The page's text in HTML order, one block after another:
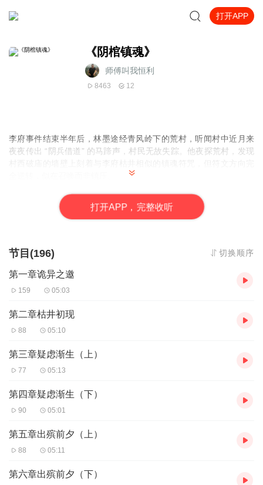
打开APP
《阴棺镇魂》
师傅叫我恒利
8463 12
李府事件结束半年后，林墨途经青风岭下的荒村，听闻村中近月来
夜夜传出 “阴兵借道” 的马蹄声，村民无故失踪。他夜探荒村，发现
棺。棺中无尸，却留有半块刻着 “幽冥” 二字的令牌。此时，一群身
着玄甲的阴兵突然现身，为首者持同款令牌，声称青铜棺是 “幽冥引
界缝隙扩大，导致阴阳秩序紊乱。林墨发现荒村符咒与李府枯井符
咒同属 “镇魂七式”，推测有人在刻意破坏七处镇魂节点，企图撕裂
幽冥与人间的屏障。
打开APP，完整收听
节目(196) 切换顺序
第一章诡异之邀
159 05:03
第二章枯井初现
88 05:10
第三章疑虑渐生（上）
77 05:13
第四章疑虑渐生（下）
90 05:01
第五章出殡前夕（上）
88 05:11
第六章出殡前夕（下）